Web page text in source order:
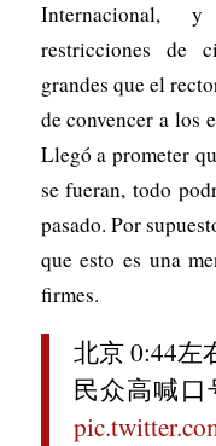
Internacional,
restricciones de
grandes que el
de convencer a los
Llegó a prometer
se fueran, todo
pasado. Por
que esto es una
firmes.
北京 0:44左
民众高喊